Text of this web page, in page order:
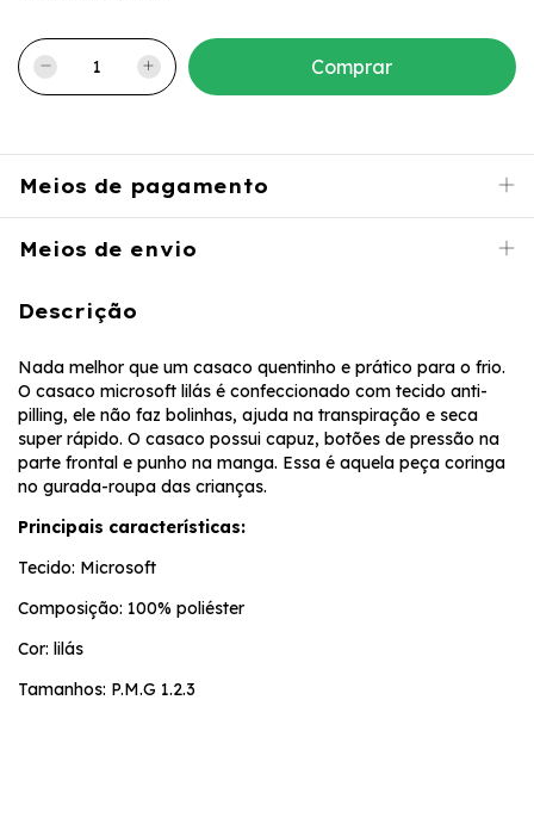
Meios de pagamento
Meios de envio
Descrição
Nada melhor que um casaco quentinho e prático para o frio.
O casaco microsoft lilás é confeccionado com tecido anti-
pilling, ele não faz bolinhas, ajuda na transpiração e seca
super rápido. O casaco possui capuz, botões de pressão na
parte frontal e punho na manga. Essa é aquela peça coringa
no gurada-roupa das crianças.
Principais características:
Tecido: Microsoft
Composição: 100% poliéster
Cor: lilás
Tamanhos: P.M.G 1.2.3